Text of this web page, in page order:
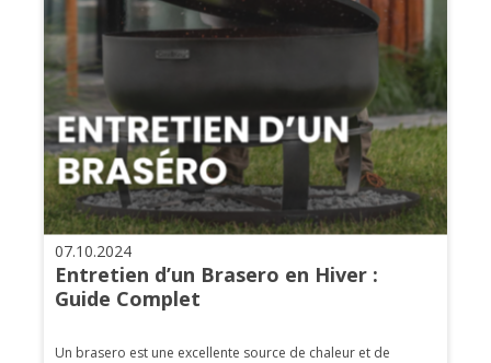
07.10.2024
Entretien d’un Brasero en Hiver :
Guide Complet
Un brasero est une excellente source de chaleur et de